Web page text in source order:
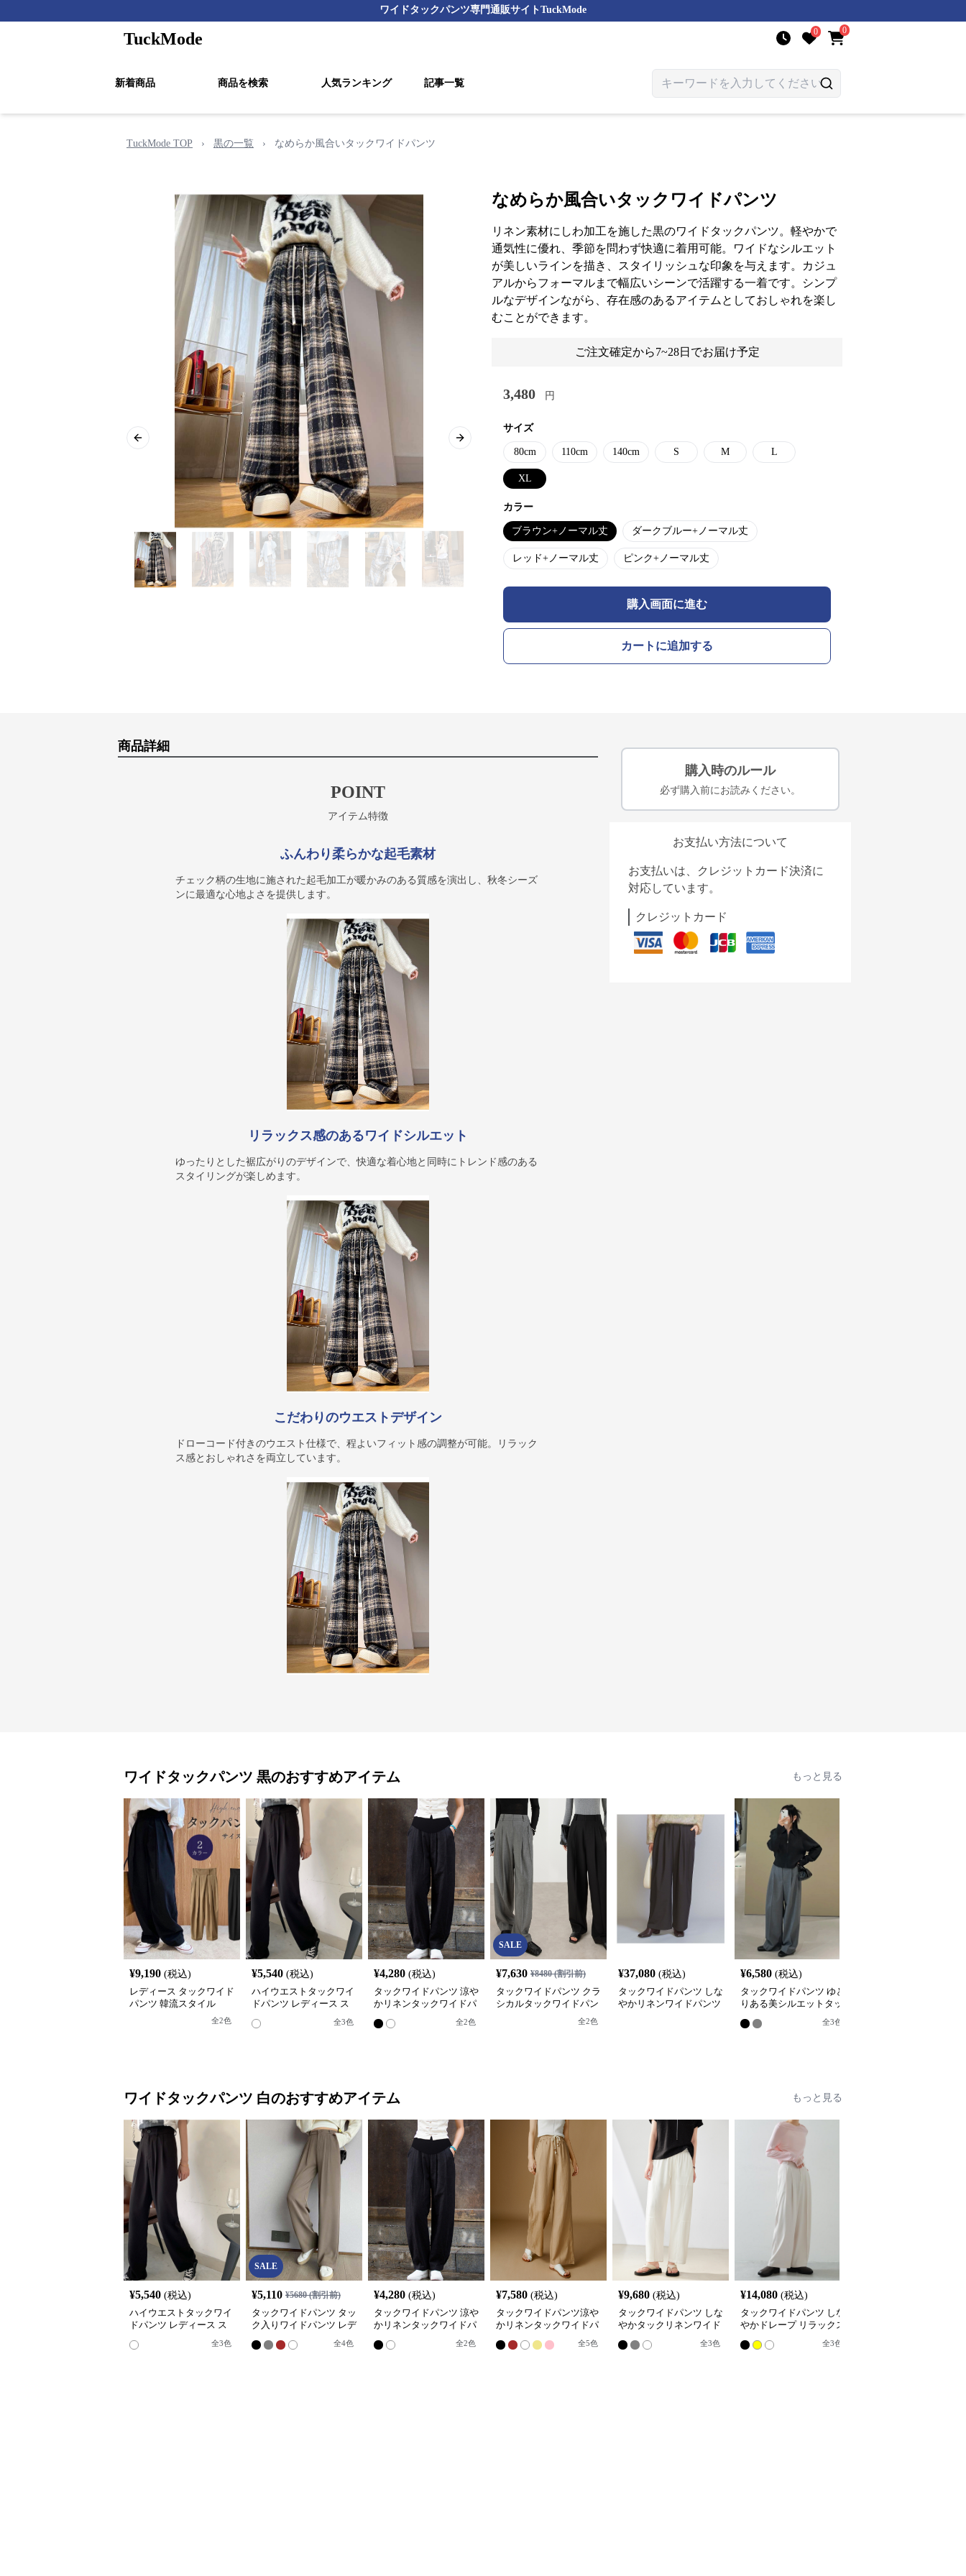
ワイドタックパンツ専門通販サイトTuckMode
TuckMode 0 0
新着商品 商品を検索 人気ランキング 記事一覧
TuckMode TOP › 黒の一覧 › なめらか風合いタックワイドパンツ
Previous slide Next slide
なめらか風合いタックワイドパンツ
リネン素材にしわ加工を施した黒のワイドタックパンツ。軽やかで
通気性に優れ、季節を問わず快適に着用可能。ワイドなシルエット
が美しいラインを描き、スタイリッシュな印象を与えます。カジュ
アルからフォーマルまで幅広いシーンで活躍する一着です。シンプ
ルなデザインながら、存在感のあるアイテムとしておしゃれを楽し
むことができます。
ご注文確定から7~28日でお届け予定
3,480 円
サイズ
80cm 110cm 140cm S M L
XL
カラー
ブラウン+ノーマル丈 ダークブルー+ノーマル丈
レッド+ノーマル丈 ピンク+ノーマル丈
購入画面に進む
カートに追加する
商品詳細
POINT
アイテム特徴
ふんわり柔らかな起毛素材
チェック柄の生地に施された起毛加工が暖かみのある質感を演出し、秋冬シーズ
ンに最適な心地よさを提供します。
リラックス感のあるワイドシルエット
ゆったりとした裾広がりのデザインで、快適な着心地と同時にトレンド感のある
スタイリングが楽しめます。
こだわりのウエストデザイン
ドローコード付きのウエスト仕様で、程よいフィット感の調整が可能。リラック
ス感とおしゃれさを両立しています。
購入時のルール
必ず購入前にお読みください。
お支払い方法について
お支払いは、クレジットカード決済に
対応しています。
クレジットカード
ワイドタックパンツ 黒のおすすめアイテム もっと見る
¥9,190 (税込)
レディース タックワイド
パンツ 韓流スタイル
全2色
¥5,540 (税込)
ハイウエストタックワイ
ドパンツ レディース ス
全3色
¥4,280 (税込)
タックワイドパンツ 涼や
かリネンタックワイドパ
全2色
SALE
¥7,630 ¥8480(割引前)
タックワイドパンツ クラ
シカルタックワイドパン
全2色
¥37,080 (税込)
タックワイドパンツ しな
やかリネンワイドパンツ
¥6,580 (税込)
タックワイドパンツ ゆと
りある美シルエットタッ
全3色
ワイドタックパンツ 白のおすすめアイテム もっと見る
¥5,540 (税込)
ハイウエストタックワイ
ドパンツ レディース ス
全3色
SALE
¥5,110 ¥5680(割引前)
タックワイドパンツ タッ
ク入りワイドパンツ レデ
ィース ハイウエスト
全4色
¥4,280 (税込)
タックワイドパンツ 涼や
かリネンタックワイドパ
全2色
¥7,580 (税込)
タックワイドパンツ涼や
かリネンタックワイドパ
全5色
¥9,680 (税込)
タックワイドパンツ しな
やかタックリネンワイド
全3色
¥14,080 (税込)
タックワイドパンツ しな
やかドレープ リラックス
全3色